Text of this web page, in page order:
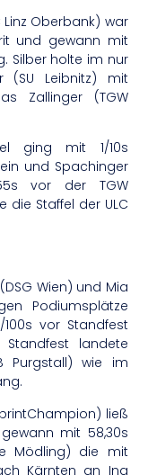
Linz Oberbank) war
und gewann mit
Silber holte im nur
(SU Leibnitz) mit
Zallinger (TGW
ging mit 1/10s
und Spachinger
vor der TGW
die Staffel der ULC
Wien) und Mia
Podiumsplätze
vor Standfest
Standfest landete
Purgstall) wie im
ließ
mit 58,30s
Mödling) die mit
Kärnten an Ina